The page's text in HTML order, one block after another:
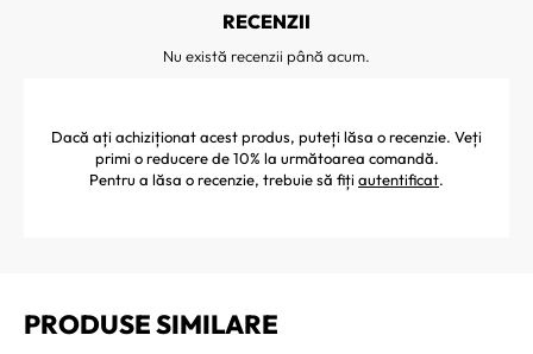
RECENZII
Nu există recenzii până acum.
Dacă ați achiziționat acest produs, puteți lăsa o recenzie. Veți
primi o reducere de 10% la următoarea comandă.
Pentru a lăsa o recenzie, trebuie să fiți autentificat.
PRODUSE SIMILARE